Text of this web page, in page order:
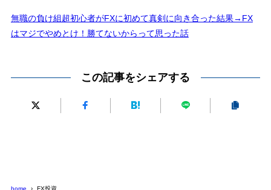
無職の負け組超初心者がFXに初めて真剣に向き合った結果→FX
はマジでやめとけ！勝てないからって思った話
この記事をシェアする
home FX投資